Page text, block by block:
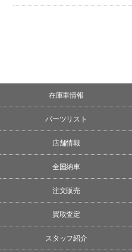
在庫車情報
パーツリスト
店舗情報
全国納車
注文販売
買取査定
スタッフ紹介